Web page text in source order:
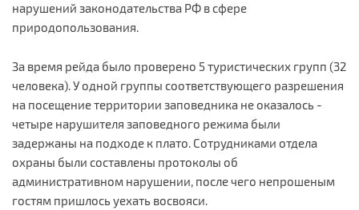
нарушений законодательства РФ в сфере
природопользования.
За время рейда было проверено 5 туристических групп (32
человека). У одной группы соответствующего разрешения
на посещение территории заповедника не оказалось -
четыре нарушителя заповедного режима были
задержаны на подходе к плато. Сотрудниками отдела
охраны были составлены протоколы об
административном нарушении, после чего непрошеным
гостям пришлось уехать восвояси.